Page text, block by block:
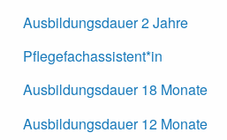
Ausbildungsdauer 2 Jahre
Pflegefachassistent*in
Ausbildungsdauer 18 Monate
Ausbildungsdauer 12 Monate